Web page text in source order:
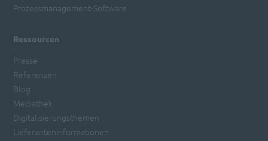
Prozessmanagement-Software
Ressourcen
Presse
Referenzen
Blog
Mediathek
Digitalisierungsthemen
Lieferanteninformationen